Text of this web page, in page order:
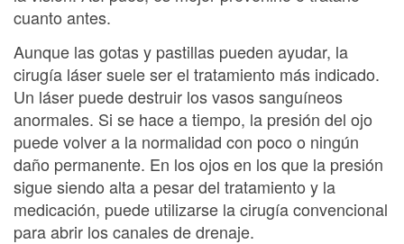
cuanto antes.
Aunque las gotas y pastillas pueden ayudar, la
cirugía láser suele ser el tratamiento más indicado.
Un láser puede destruir los vasos sanguíneos
anormales. Si se hace a tiempo, la presión del ojo
puede volver a la normalidad con poco o ningún
daño permanente. En los ojos en los que la presión
sigue siendo alta a pesar del tratamiento y la
medicación, puede utilizarse la cirugía convencional
para abrir los canales de drenaje.